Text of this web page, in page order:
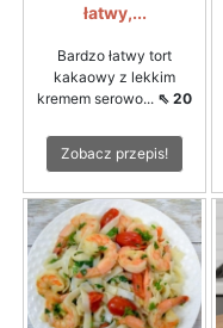
łatwy,...
Bardzo łatwy tort
kakaowy z lekkim
kremem serowo... ⇖ 20
Zobacz przepis!